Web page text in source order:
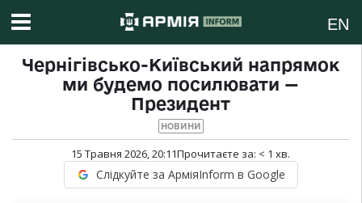
EN
Чернігівсько-Київський напрямок
ми будемо посилювати —
Президент
НОВИНИ
15 Травня 2026, 20:11Прочитаєте за: < 1 хв.
Слідкуйте за АрміяInform в Google